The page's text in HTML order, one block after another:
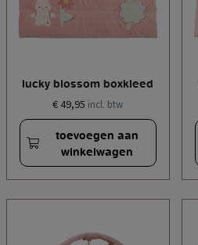
lucky blossom boxkleed
€ 49,95 incl. btw
toevoegen aan
winkelwagen